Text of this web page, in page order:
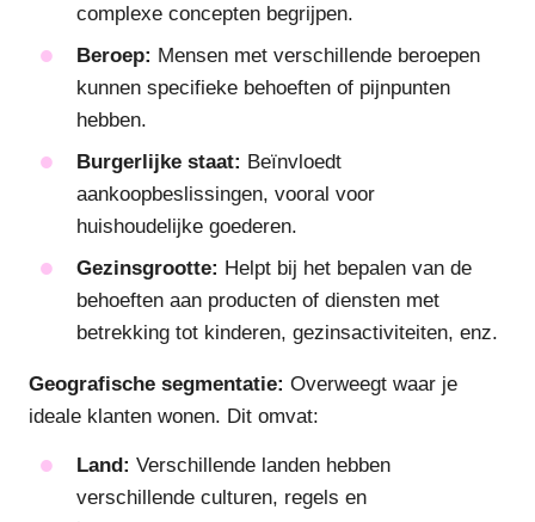
complexe concepten begrijpen.
Beroep: Mensen met verschillende beroepen
kunnen specifieke behoeften of pijnpunten
hebben.
Burgerlijke staat: Beïnvloedt
aankoopbeslissingen, vooral voor
huishoudelijke goederen.
Gezinsgrootte: Helpt bij het bepalen van de
behoeften aan producten of diensten met
betrekking tot kinderen, gezinsactiviteiten, enz.
Geografische segmentatie: Overweegt waar je
ideale klanten wonen. Dit omvat:
Land: Verschillende landen hebben
verschillende culturen, regels en